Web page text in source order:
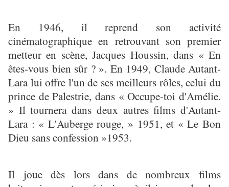
En 1946, il reprend son activité
cinématographique en retrouvant son premier
metteur en scène, Jacques Houssin, dans « En
êtes-vous bien sûr ? ». En 1949, Claude Autant-
Lara lui offre l'un de ses meilleurs rôles, celui du
prince de Palestrie, dans « Occupe-toi d'Amélie.
» Il tournera dans deux autres films d'Autant-
Lara : « L'Auberge rouge, » 1951, et « Le Bon
Dieu sans confession »1953.
Il joue dès lors dans de nombreux films